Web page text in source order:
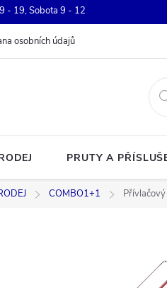
- 19, Sobota 9 - 12
osobních údajů
PRUTY A
COMBO1+1